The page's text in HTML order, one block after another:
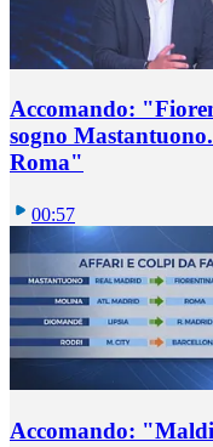
Accomando:
sogno
Roma"
00:57
Accomando: